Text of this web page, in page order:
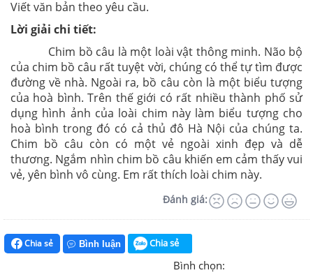
Viết văn bản theo yêu cầu.
Lời giải chi tiết:
Chim bồ câu là một loài vật thông minh. Não bộ
của chim bồ câu rất tuyệt vời, chúng có thể tự tìm được
đường về nhà. Ngoài ra, bồ câu còn là một biểu tượng
của hoà bình. Trên thế giới có rất nhiều thành phố sử
dụng hình ảnh của loài chim này làm biểu tượng cho
hoà bình trong đó có cả thủ đô Hà Nội của chúng ta.
Chim bồ câu còn có một vẻ ngoài xinh đẹp và dễ
thương. Ngắm nhìn chim bồ câu khiến em cảm thấy vui
vẻ, yên bình vô cùng. Em rất thích loài chim này.
Đánh giá:
Chia sẻ Bình luận Chia sẻ
Bình chọn: